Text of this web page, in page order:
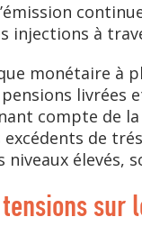
injections à
monétaire à
compte de
de
élevés,